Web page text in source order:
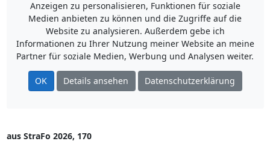
Anzeigen zu personalisieren, Funktionen für soziale
Medien anbieten zu können und die Zugriffe auf die
Website zu analysieren. Außerdem gebe ich
Informationen zu Ihrer Nutzung meiner Website an meine
Partner für soziale Medien, Werbung und Analysen weiter.
OK Details ansehen Datenschutzerklärung
aus StraFo 2026, 170